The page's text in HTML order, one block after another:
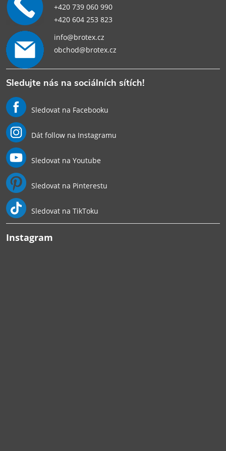
+420 739 060 990
+420 604 253 823
info@brotex.cz
obchod@brotex.cz
Sledujte nás na sociálních sítích!
Sledovat na Facebooku
Dát follow na Instagramu
Sledovat na Youtube
Sledovat na Pinterestu
Sledovat na TikToku
Instagram